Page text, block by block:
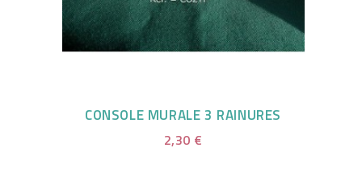
CONSOLE MURALE 3 RAINURES
2,30 €